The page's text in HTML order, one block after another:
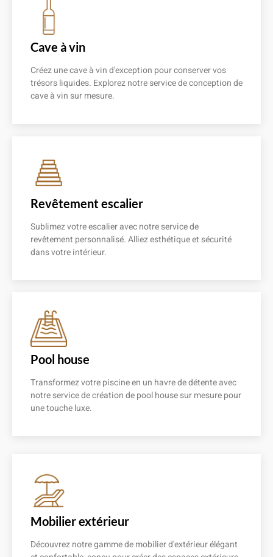
Cave à vin
Créez une cave à vin d'exception pour conserver vos
trésors liquides. Explorez notre service de conception de
cave à vin sur mesure.
Revêtement escalier
Sublimez votre escalier avec notre service de
revêtement personnalisé. Alliez esthétique et sécurité
dans votre intérieur.
Pool house
Transformez votre piscine en un havre de détente avec
notre service de création de pool house sur mesure pour
une touche luxe.
Mobilier extérieur
Découvrez notre gamme de mobilier d'extérieur élégant